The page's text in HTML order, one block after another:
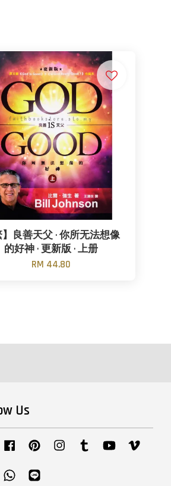
】良善天父 · 你所无法想像
的好神 · 更新版 · 上册
RM 44.80
Us
Facebook Pinterest InstagramTumblr YouTube
Whatsapp